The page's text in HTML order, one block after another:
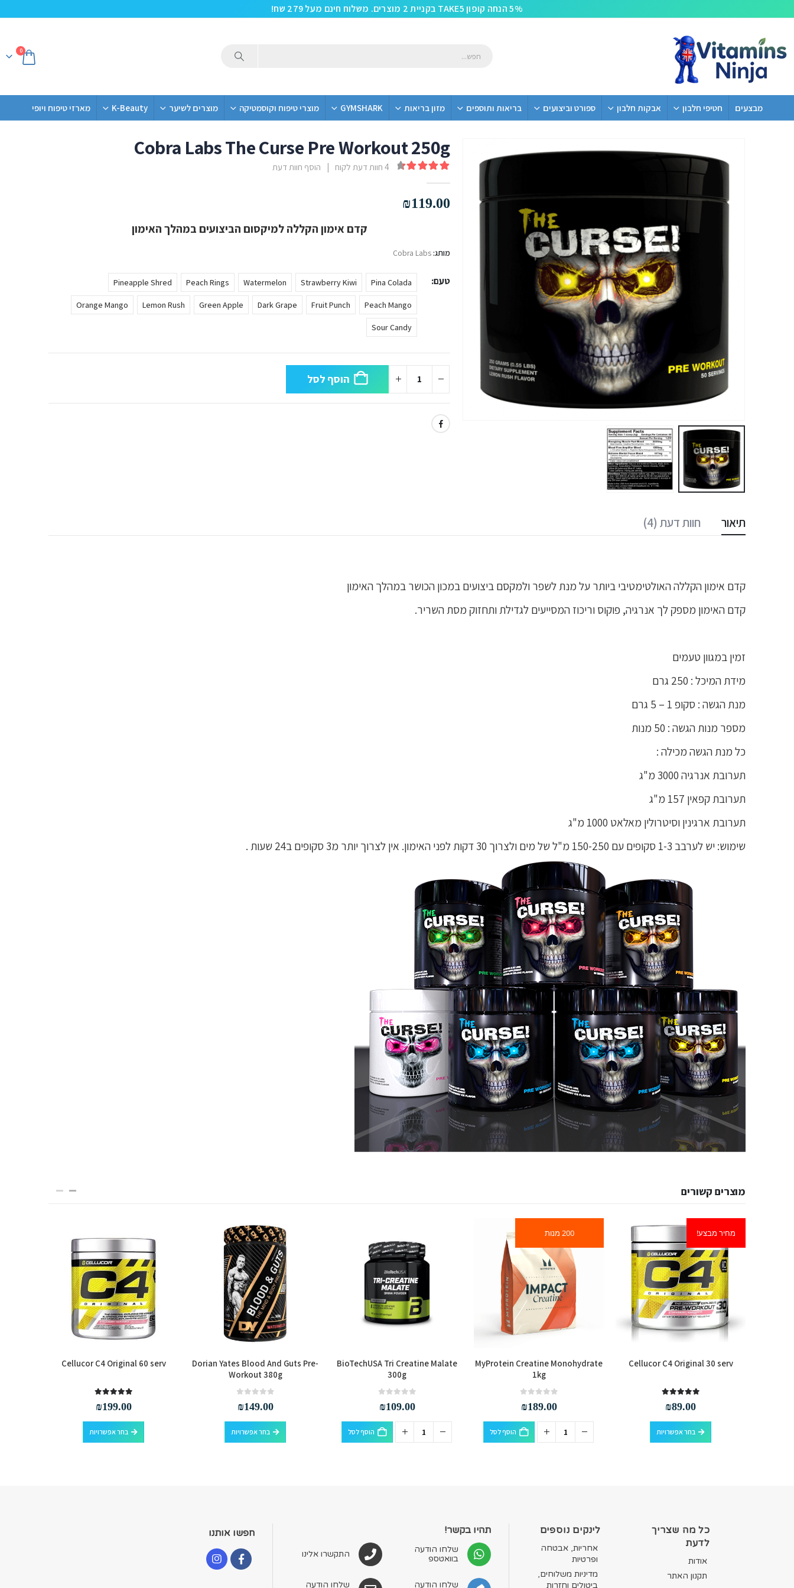
5% הנחה קופון TAKE5 בקניית 2 מוצרים. משלוח חינם מעל 279 שח!
0
מבצעים חטיפי חלבון אבקות חלבון ספורט וביצועים בריאות ותוספים מזון בריאות GYMSHARK מוצרי טיפוח וקוסמטיקה מוצרים לשיער K-Beauty מארזי טיפוח ויופי
Cobra Labs The Curse Pre Workout 250g
4חוות דעת לקוח הוסף חוות דעת
₪119.00
קדם אימון הקללה למיקסום הביצועים במהלך האימון
מותג:Cobra Labs
טעם Pina Colada
Strawberry Kiwi
Watermelon
Peach Rings
Pineapple Shred
Peach Mango
Fruit Punch
Dark Grape
Green Apple
Lemon Rush
Orange Mango
Sour Candy
הוסף לסל
תיאור חוות דעת (4)
קדם אימון הקללה האולטימטיבי ביותר על מנת לשפר ולמקסם ביצועים במכון הכושר במהלך האימון
קדם האימון מספק לך אנרגיה, פוקוס וריכוז המסייעים לגדילת ותחזוק מסת השריר.
זמין במגוון טעמים
מידת המיכל : 250 גרם
מנת הגשה : סקופ 1 – 5 גרם
מספר מנות הגשה : 50 מנות
כל מנת הגשה מכילה :
תערובת אנרגיה 3000 מ"ג
תערובת קפאין 157 מ"ג
תערובת ארגינין וסיטרולין מאלאט 1000 מ"ג
שימוש: יש לערבב 1-3 סקופים עם 150-250 מ"ל של מים ולצרוך 30 דקות לפני האימון. אין לצרוך יותר מ3 סקופים ב24 שעות .
מוצרים קשורים
מחיר מבצע!
Cellucor C4 Original 30 serv
₪89.00
בחר אפשרויות
למוצר זה יש מספר סוגים. ניתן לבחור את האפשרויות בעמוד המוצר
200 מנות
MyProtein Creatine Monohydrate
1kg
₪189.00
הוסף לסל
BioTechUSA Tri Creatine Malate
300g
₪109.00
הוסף לסל
Dorian Yates Blood And Guts Pre-
Workout 380g
₪149.00
בחר אפשרויות
למוצר זה יש מספר סוגים. ניתן לבחור את האפשרויות בעמוד המוצר
Cellucor C4 Original 60 serv
₪199.00
בחר אפשרויות
למוצר זה יש מספר סוגים. ניתן לבחור את האפשרויות בעמוד המוצר
כל מה שצריך
לדעת
אודות
תקנון האתר
לינקים נוספים
אחריות, אבטחה
ופרטיות
מדיניות משלוחים,
ביטולים וחזרות
תהיו בקשר!
שלחו הודעה
בוואטספ
שלחו הודעה
התקשרו אלינו
שלחו הודעה
חפשו אותנו